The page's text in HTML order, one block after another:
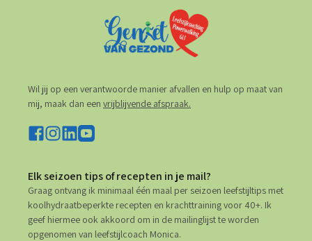
Wil jij op een verantwoorde manier afvallen en hulp op maat van
mij, maak dan een vrijblijvende afspraak.
Elk seizoen tips of recepten in je mail?
Graag ontvang ik minimaal één maal per seizoen leefstijltips met
koolhydraatbeperkte recepten en krachttraining voor 40+. Ik
geef hiermee ook akkoord om in de mailinglijst te worden
opgenomen van leefstijlcoach Monica.